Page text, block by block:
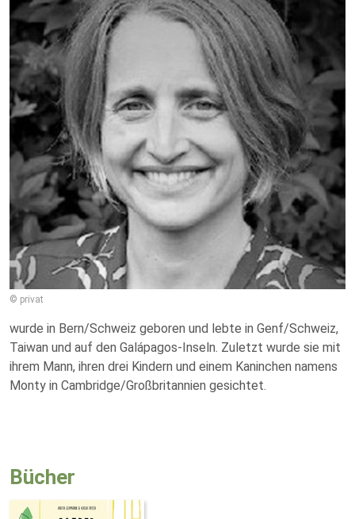
© privat
wurde in Bern/Schweiz geboren und lebte in Genf/Schweiz,
Taiwan und auf den Galápagos-Inseln. Zuletzt wurde sie mit
ihrem Mann, ihren drei Kindern und einem Kaninchen namens
Monty in Cambridge/Großbritannien gesichtet.
Bücher